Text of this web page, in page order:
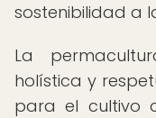
sostenibilidad a
La
holística y
para el cultivo